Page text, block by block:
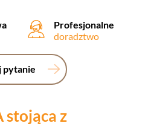
Profesjonalne
doradztwo
pytanie
stojąca z